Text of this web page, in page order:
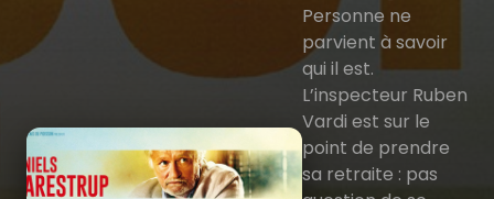
Personne ne
parvient à savoir
qui il est.
L’inspecteur Ruben
Vardi est sur le
point de prendre
sa retraite : pas